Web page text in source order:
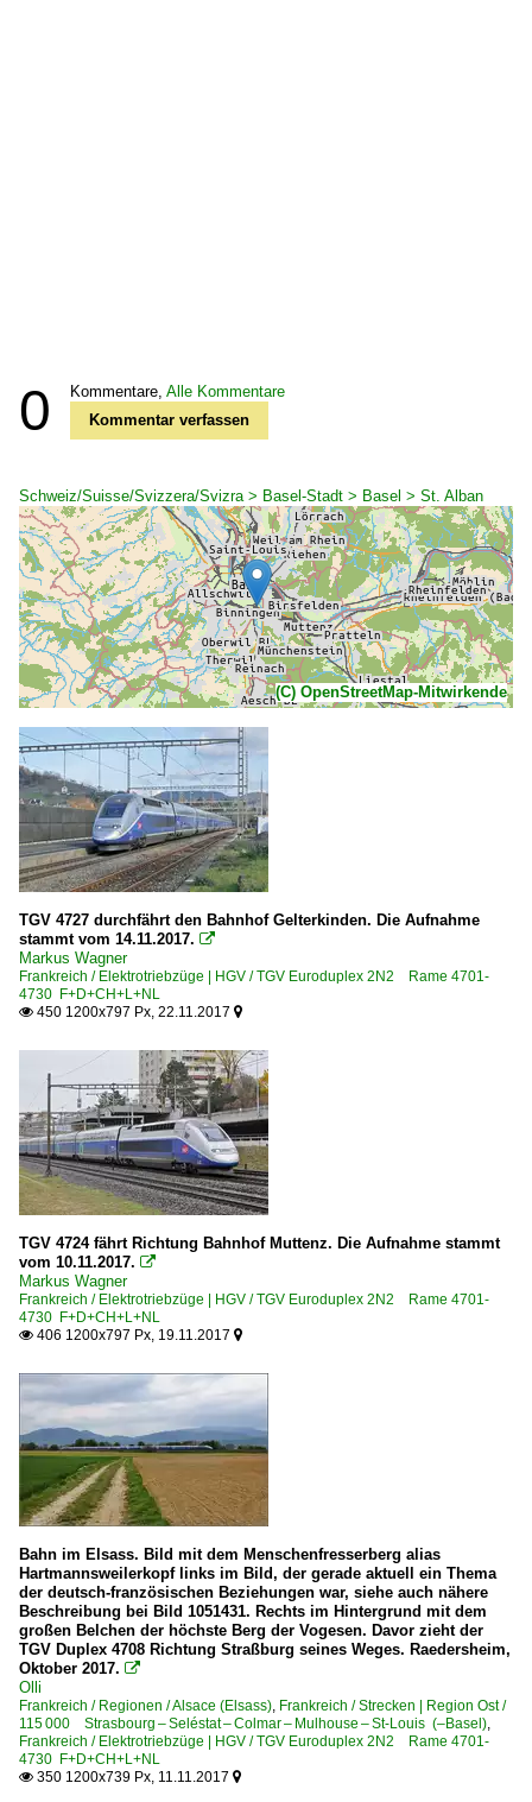
0 Kommentare, Alle Kommentare
Kommentar verfassen
Schweiz/Suisse/Svizzera/Svizra > Basel-Stadt > Basel > St. Alban
(C) OpenStreetMap-Mitwirkende
TGV 4727 durchfährt den Bahnhof Gelterkinden. Die Aufnahme
stammt vom 14.11.2017. 
Markus Wagner
Frankreich / Elektrotriebzüge | HGV / TGV Euroduplex 2N2 Rame 4701-
4730 F+D+CH+L+NL
 450 1200x797 Px, 22.11.2017 
TGV 4724 fährt Richtung Bahnhof Muttenz. Die Aufnahme stammt
vom 10.11.2017. 
Markus Wagner
Frankreich / Elektrotriebzüge | HGV / TGV Euroduplex 2N2 Rame 4701-
4730 F+D+CH+L+NL
 406 1200x797 Px, 19.11.2017 
Bahn im Elsass. Bild mit dem Menschenfresserberg alias
Hartmannsweilerkopf links im Bild, der gerade aktuell ein Thema
der deutsch-französischen Beziehungen war, siehe auch nähere
Beschreibung bei Bild 1051431. Rechts im Hintergrund mit dem
großen Belchen der höchste Berg der Vogesen. Davor zieht der
TGV Duplex 4708 Richtung Straßburg seines Weges. Raedersheim,
Oktober 2017. 
Olli
Frankreich / Regionen / Alsace (Elsass) Frankreich / Strecken | Region Ost /
115 000 Strasbourg – Seléstat – Colmar – Mulhouse – St-Louis (–Basel)
Frankreich / Elektrotriebzüge | HGV / TGV Euroduplex 2N2 Rame 4701-
4730 F+D+CH+L+NL
 350 1200x739 Px, 11.11.2017 